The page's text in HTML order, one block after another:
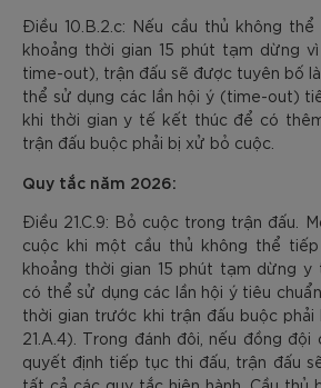
Điều 10.B.2.c: Nếu cầu thủ không
khoảng thời gian 15 phút tạm dừng
time-out), trận đấu sẽ được tuyên bố
thể sử dụng các lần hội ý (time-out)
khi thời gian y tế kết thúc để có
trận đấu buộc phải bị xử bỏ cuộc.
Quy tắc năm 2026:
Điều 21.C.9: Bỏ cuộc trong trận đấu.
cuộc khi một cầu thủ không thể
khoảng thời gian 15 phút tạm dừng y
có thể sử dụng các lần hội ý tiêu
thời gian trước khi trận đấu buộc
21.A.4). Trong đánh đôi, nếu đồng
quyết định tiếp tục thi đấu, trận đấu